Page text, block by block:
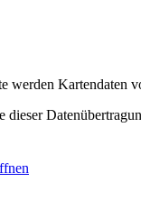
werden Kartendaten